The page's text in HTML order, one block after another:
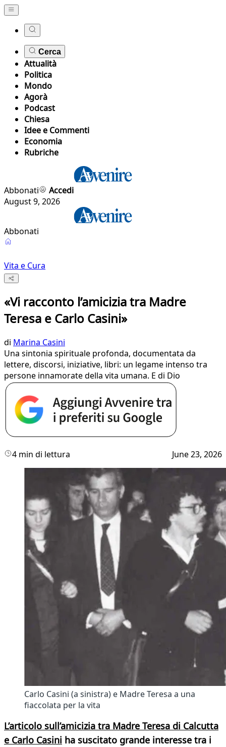
Cerca
Attualità
Politica
Mondo
Agorà
Podcast
Chiesa
Idee e Commenti
Economia
Rubriche
Abbonati
Accedi
August 9, 2026
Abbonati
Vita e Cura
«Vi racconto l’amicizia tra Madre
Teresa e Carlo Casini»
di Marina Casini
Una sintonia spirituale profonda, documentata da
lettere, discorsi, iniziative, libri: un legame intenso tra
persone innamorate della vita umana. E di Dio
4 min di lettura June 23, 2026
Carlo Casini (a sinistra) e Madre Teresa a una
fiaccolata per la vita
L’articolo sull’amicizia tra Madre Teresa di Calcutta
e Carlo Casini ha suscitato grande interesse tra i